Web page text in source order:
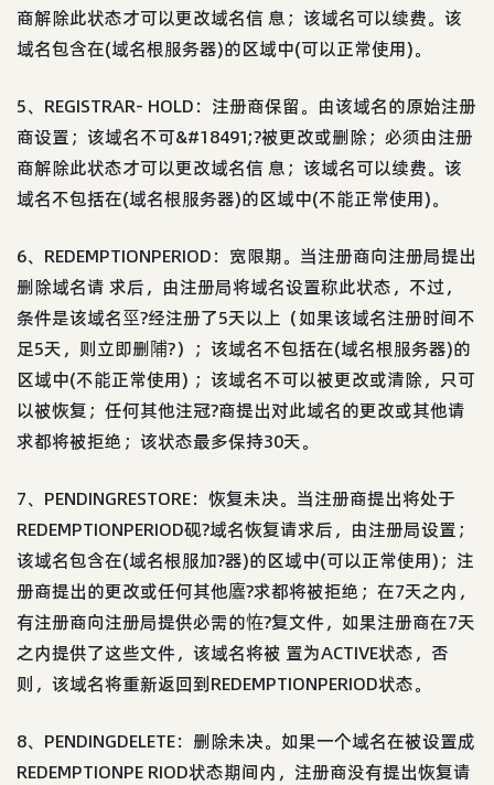
商解除此状态才可以更改域名信 息；该域名可以续费。该
域名包含在(域名根服务器)的区域中(可以正常使用)。
5、REGISTRAR- HOLD：注册商保留。由该域名的原始注册
商设置；该域名不可&#18491;?被更改或删除；必须由注册
商解除此状态才可以更改域名信 息；该域名可以续费。该
域名不包括在(域名根服务器)的区域中(不能正常使用)。
6、REDEMPTIONPERIOD：宽限期。当注册商向注册局提出
删除域名请 求后，由注册局将域名设置称此状态，不过，
条件是该域名巠?经注册了5天以上（如果该域名注册时间不
足5天，则立即删陠?）；该域名不包括在(域名根服务器)的
区域中(不能正常使用) ；该域名不可以被更改或清除，只可
以被恢复；任何其他注冠?商提出对此域名的更改或其他请
求都将被拒绝；该状态最多保持30天。
7、PENDINGRESTORE：恢复未决。当注册商提出将处于
REDEMPTIONPERIOD砚?域名恢复请求后，由注册局设置；
该域名包含在(域名根服加?器)的区域中(可以正常使用)；注
册商提出的更改或任何其他蠯?求都将被拒绝；在7天之内，
有注册商向注册局提供必需的恠?复文件，如果注册商在7天
之内提供了这些文件，该域名将被 置为ACTIVE状态，否
则，该域名将重新返回到REDEMPTIONPERIOD状态。
8、PENDINGDELETE：删除未决。如果一个域名在被设置成
REDEMPTIONPE RIOD状态期间内，注册商没有提出恢复请